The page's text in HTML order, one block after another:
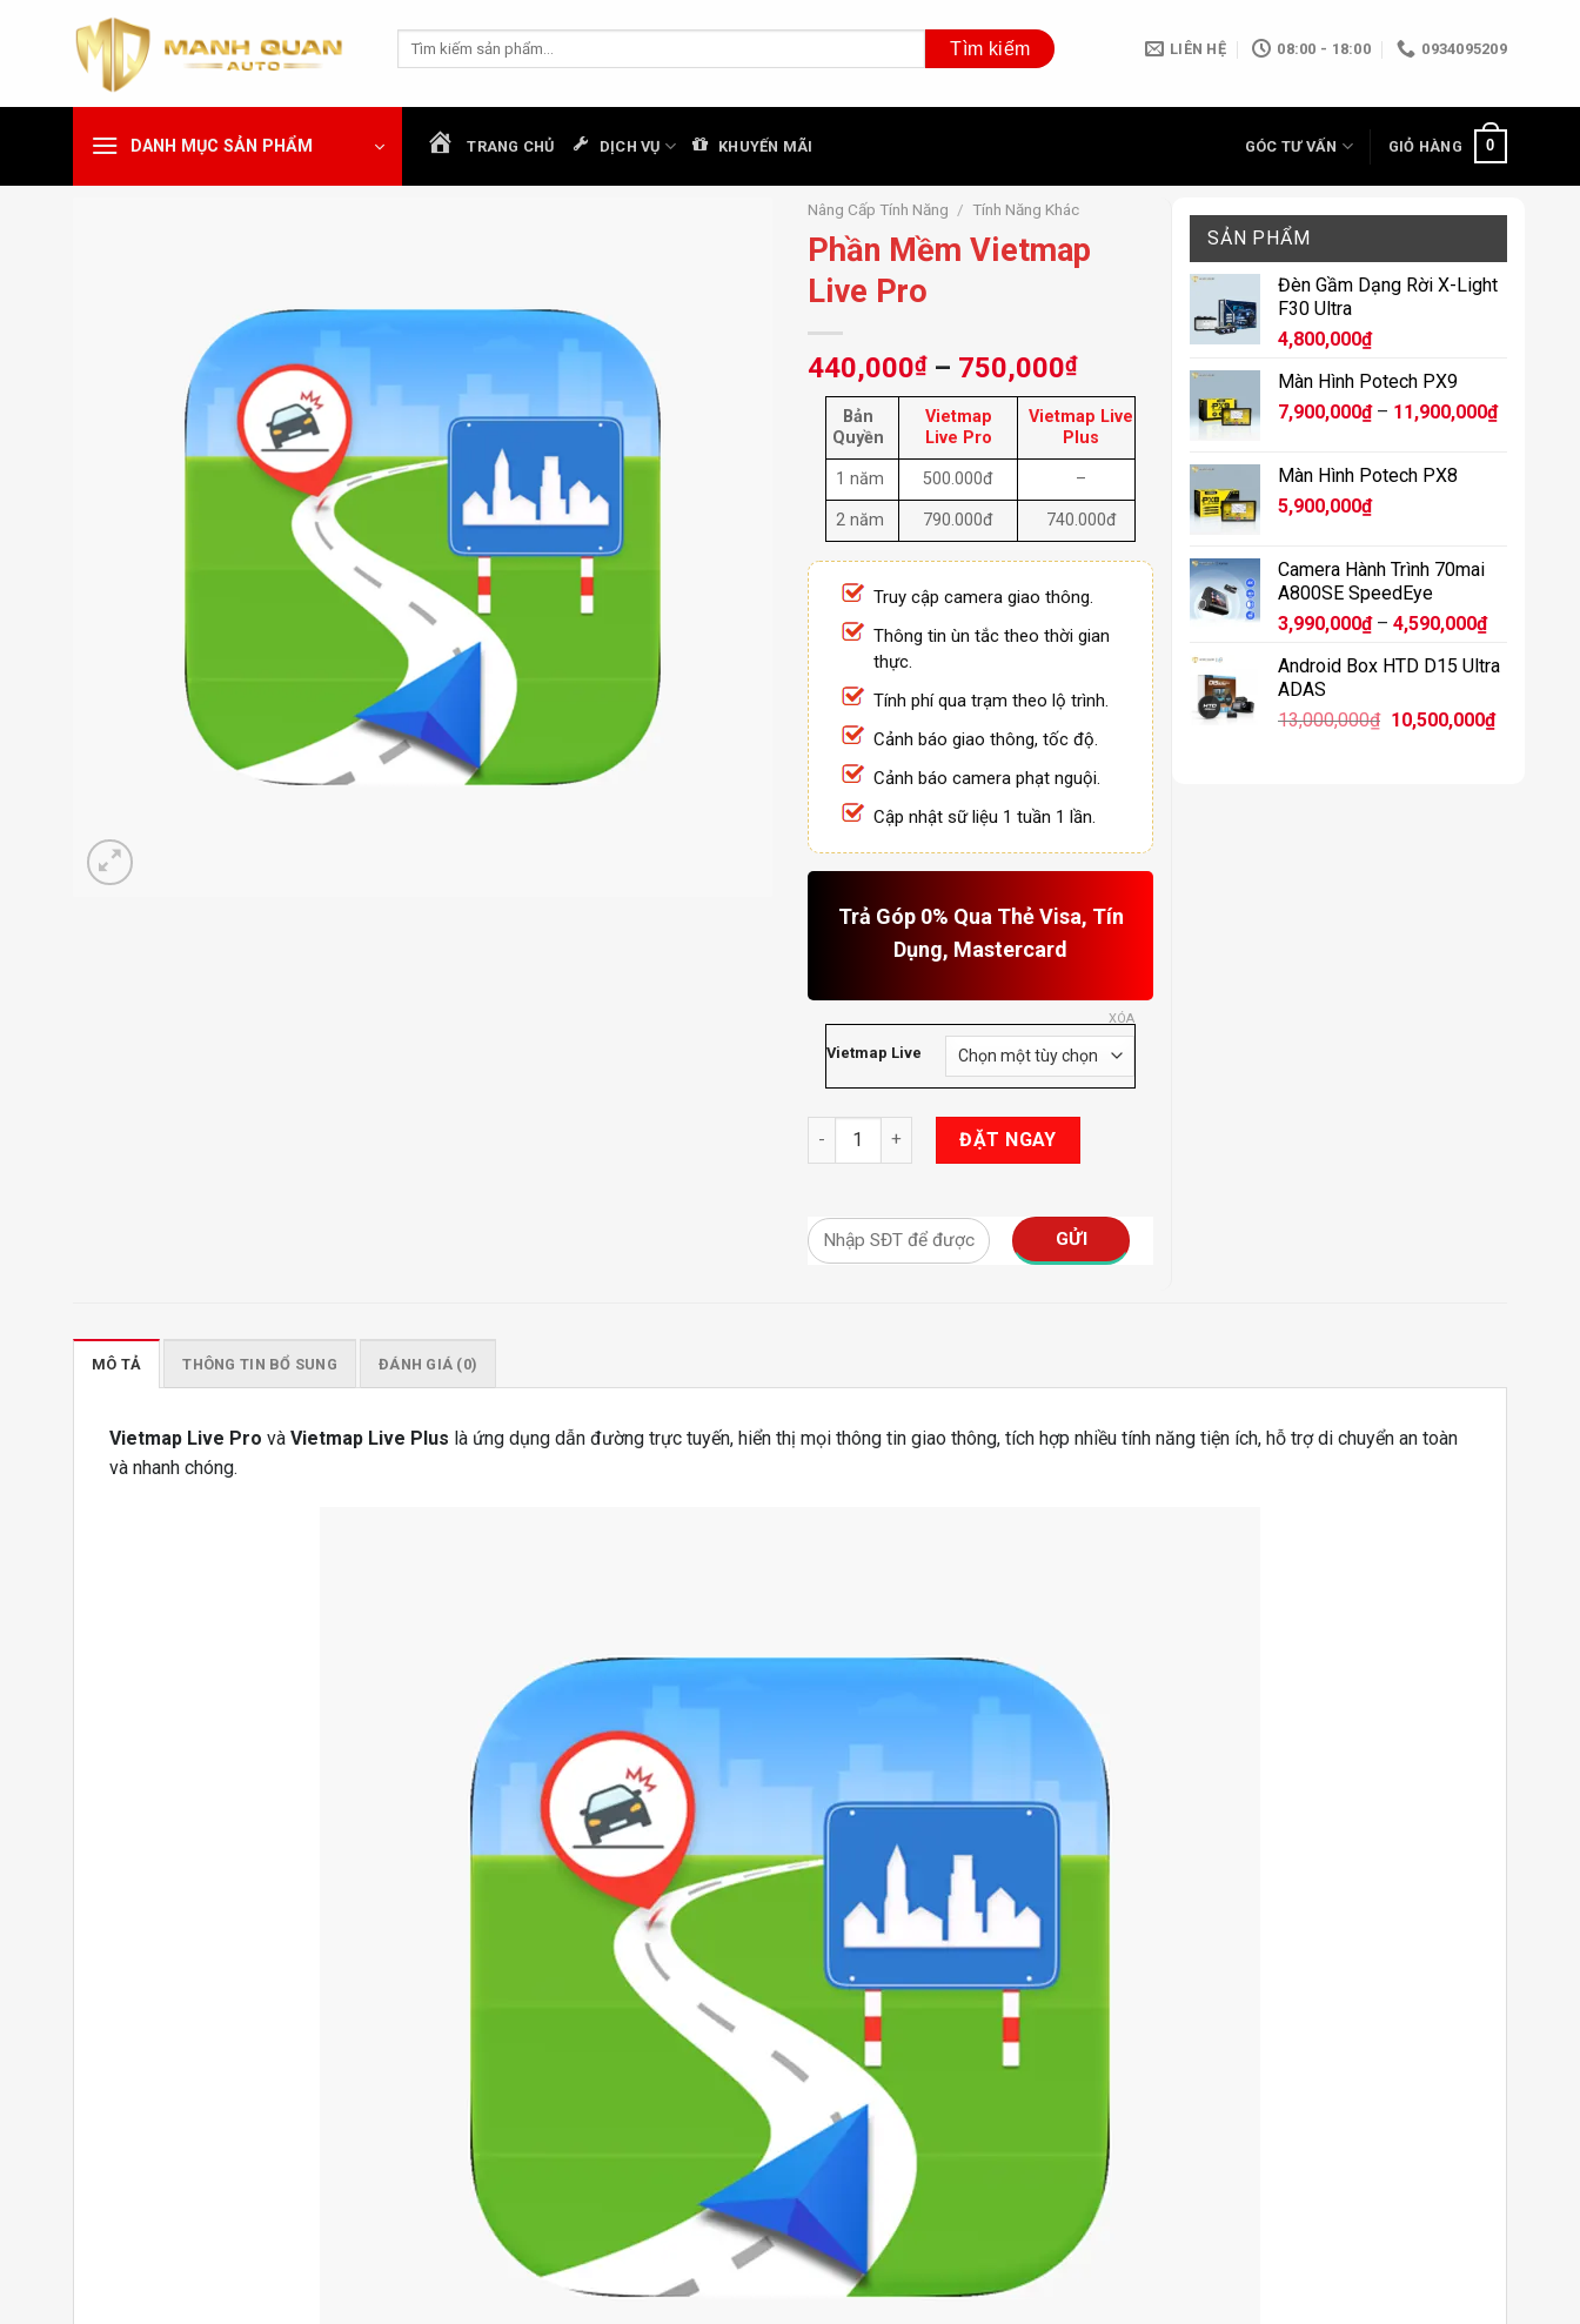
dung
Tìm
LIÊN HỆ 08:00 - 18:00 0934095209
DANH MỤC SẢN PHẨM TRANG CHỦ DỊCH VỤ KHUYẾN MÃI GÓC TƯ VẤN GIỎ HÀNG 0
Nâng Cấp Tính Năng / Tính Năng Khác
Phần Mềm Vietmap
Live Pro
440,000₫ – 750,000₫Khoảng
giá:
từ
440,000₫
đến
750,000₫
Bản
Quyền
Vietmap
Live Pro
Vietmap Live
Plus
1 năm 500.000đ –
2 năm 790.000đ 740.000đ
Truy cập camera giao thông.
Thông tin ùn tắc theo thời gian
thực.
Tính phí qua trạm theo lộ trình.
Cảnh báo giao thông, tốc độ.
Cảnh báo camera phạt nguội.
Cập nhật sữ liệu 1 tuần 1 lần.
Trả Góp 0% Qua Thẻ Visa, Tín
Dụng, Mastercard
Vietmap Live
XÓA
Phần Mềm Vietmap Live Pro số lượng
ĐẶT NGAY
SẢN PHẨM
Đèn Gầm Dạng Rời X-Light
F30 Ultra
4,800,000₫
Màn Hình Potech PX9
7,900,000₫ – 11,900,000₫Khoảng
Màn Hình Potech PX8
5,900,000₫
Camera Hành Trình 70mai
A800SE SpeedEye
3,990,000₫ – 4,590,000₫Khoảng
từ
đến
Android Box HTD D15 Ultra
ADAS
13,000,000₫ Giá
10,500,000₫Giá
MÔ TẢ THÔNG TIN BỔ SUNG ĐÁNH GIÁ (0)
Vietmap Live Pro và Vietmap Live Plus là ứng dụng dẫn đường trực tuyến, hiển thị mọi thông tin giao thông, tích hợp nhiều tính năng tiện ích, hỗ trợ di chuyển an toàn
và nhanh chóng.